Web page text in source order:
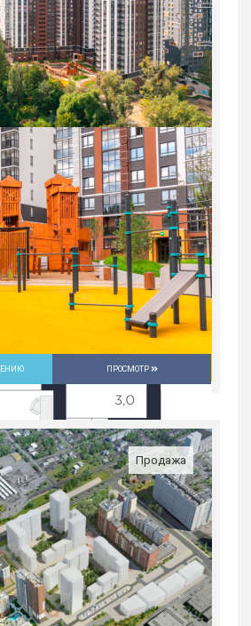
в Юго-Западном мкр
область,
35.1 м2
ПРОСМОТР
Продажа